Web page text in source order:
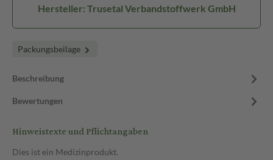
Hersteller: Trusetal Verbandstoffwerk GmbH
Packungsbeilage
Beschreibung
Bewertungen
Hinweistexte und Pflichtangaben
Dies ist ein Medizinprodukt.